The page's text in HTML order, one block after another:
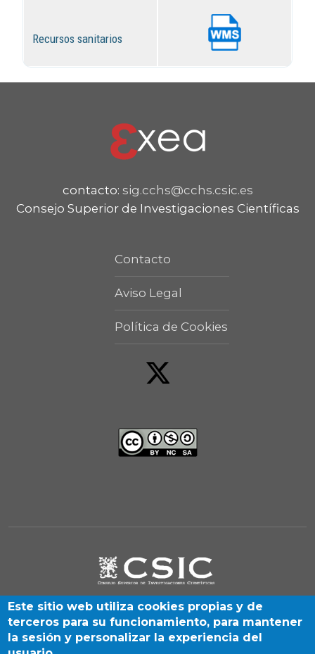
Recursos sanitarios
contacto: sig.cchs@cchs.csic.es
Consejo Superior de Investigaciones Científicas
Contacto
Aviso Legal
Política de Cookies
Este sitio web utiliza cookies propias y de
terceros para su funcionamiento, para mantener
la sesión y personalizar la experiencia del